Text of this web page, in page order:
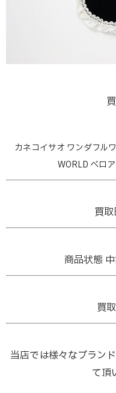
カネコイサオ ワンダフル
WORLD ベロ
買
商品状態
買
当店では様々なブラン
て頂